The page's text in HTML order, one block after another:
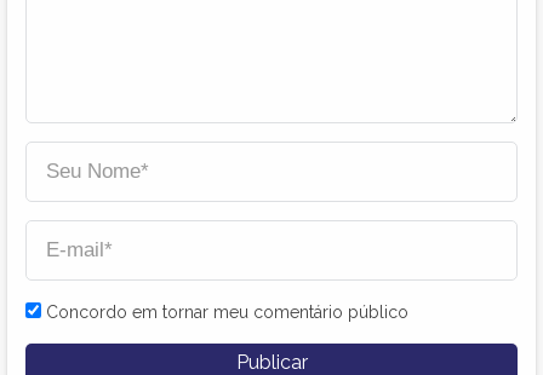
Concordo em tornar meu comentário público